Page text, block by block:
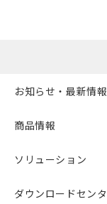
お知らせ・最新情報
商品情報
ソリューション
ダウンロードセンタ